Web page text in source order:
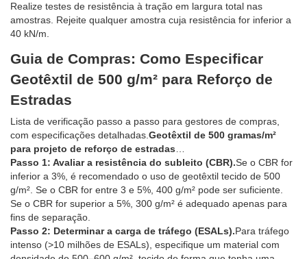
Realize testes de resistência à tração em largura total nas
amostras. Rejeite qualquer amostra cuja resistência for inferior a
40 kN/m.
Guia de Compras: Como Especificar
Geotêxtil de 500 g/m² para Reforço de
Estradas
Lista de verificação passo a passo para gestores de compras,
com especificações detalhadas. Geotêxtil de 500 gramas/m²
para projeto de reforço de estradas
Passo 1: Avaliar a resistência do subleito (CBR).Se o CBR for
inferior a 3%, é recomendado o uso de geotêxtil tecido de 500
g/m². Se o CBR for entre 3 e 5%, 400 g/m² pode ser suficiente.
Se o CBR for superior a 5%, 300 g/m² é adequado apenas para
fins de separação.
Passo 2: Determinar a carga de tráfego (ESALs).Para tráfego
intenso (>10 milhões de ESALs), especifique um material com